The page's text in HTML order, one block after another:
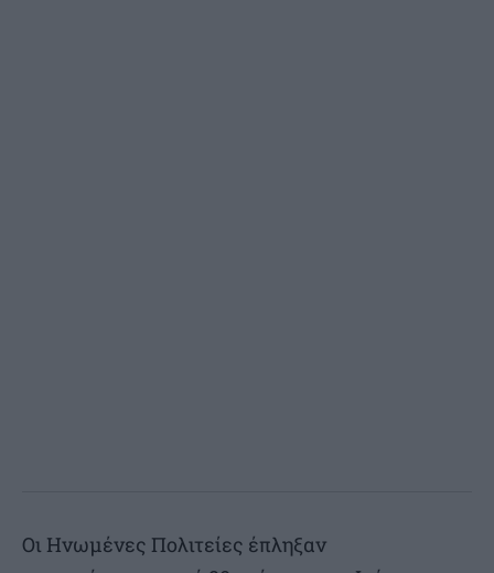
Οι Ηνωμένες Πολιτείες έπληξαν